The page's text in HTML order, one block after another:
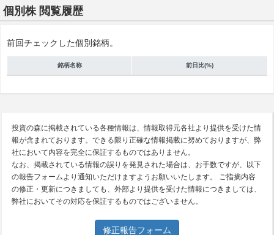
個別株 閲覧履歴
前回チェックした個別銘柄。
銘柄名称 前日比(%)
投資の森に掲載されている各種情報は、情報取得元各社より提供を受けた情
報が含まれております。できる限り正確な情報掲載に努めておりますが、弊
社において内容を完全に保証するものではありません。
なお、掲載されている情報の誤りを発見された場合は、お手数ですが、以下
の報告フォームより通知いただけますようお願いいたします。 ご指摘内容
の修正・更新につきましても、外部より提供を受けた情報につきましては、
弊社においてその対応を保証するものではございません。
修正報告フォーム